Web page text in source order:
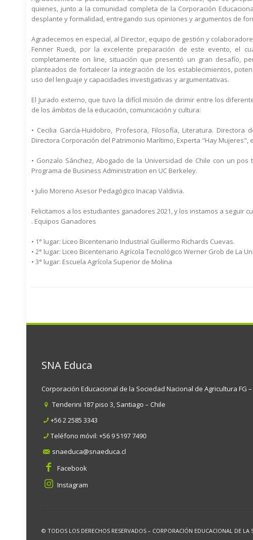
quienes, junto a la comunidad completa de la Corporación
desplante y formalidad, entregando sus opiniones y argumentos de
Agradecemos en especial, al Director, equipo de gestión y
Fenner Ruedi, por la excelente preparación de este evento, el
completamente on line, situación que presentó un gran desafío,
planteados de fortalecer la integración de los establecimientos,
uso del lenguaje y capacidades investigativas y argumentativas.
El Jurado externo, que tuvo la difícil misión de dirimir entre los
de los ámbitos de la educación, comunicación y cultura:
• Cecilia García-Huidobro, Profesora, Filosofía, Literatura.
Directora Corporación del Patrimonio Marítimo, Experta "Hay Mujeres",
• Gonzalo Sánchez, Abogado de la Universidad de Chile con un
Programa de Business Administration en UC Berkeley.
• Julio Moreno Asesor Pedagógico Inacap Valdivia.
Felicitamos a los estudiantes ganadores 2021, y los instamos a seguir
. Equipos Ganadores
• 1° lugar: Liceo Bicentenario Industrial Guillermo Richards Cuevas.
• 2° lugar: Liceo Bicentenario Agrícola Tecnológico Werner Grob de La
• 3° lugar: Escuela Agrícola Superior de Molina
SNA Educa
Corporación Educacional de la Sociedad Nacional de Agricultura FG –
Tenderini 187 piso 3, Santiago – Chile
+56 2 2585 3343
Teléfono móvil:+56 9 5197 7490
snaeduca@snaeduca.cl
Facebook
Instagram
© TODOS LOS DERECHOS RESERVADOS – CORPORACIÓN EDUCACIONAL DE